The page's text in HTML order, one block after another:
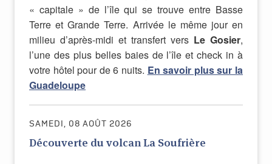
« capitale » de l’île qui se trouve entre Basse
Terre et Grande Terre. Arrivée le même jour en
milieu d’après-midi et transfert vers Le Gosier,
l’une des plus belles baies de l’île et check in à
votre hôtel pour de 6 nuits. En savoir plus sur la
Guadeloupe
SAMEDI, 08 AOÛT 2026
Découverte du volcan La Soufrière